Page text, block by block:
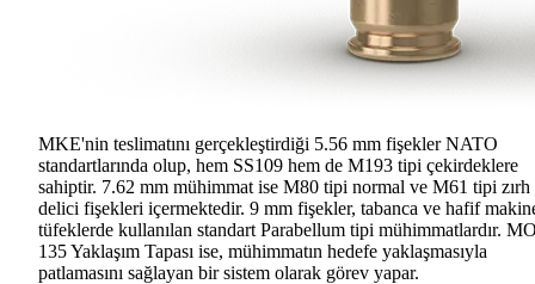
MKE'nin teslimatını gerçekleştirdiği 5.56 mm fişekler NATO
standartlarında olup, hem SS109 hem de M193 tipi çekirdeklere
sahiptir. 7.62 mm mühimmat ise M80 tipi normal ve M61 tipi zırh
delici fişekleri içermektedir. 9 mm fişekler, tabanca ve hafif
tüfeklerde kullanılan standart Parabellum tipi mühimmatlardır.
135 Yaklaşım Tapası ise, mühimmatın hedefe yaklaşmasıyla
patlamasını sağlayan bir sistem olarak görev yapar.